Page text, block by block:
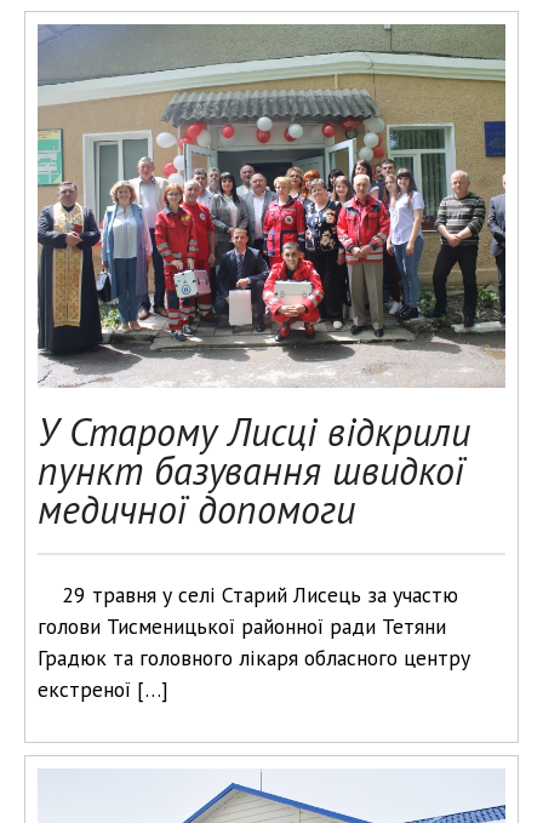
У Старому Лисці відкрили
пункт базування швидкої
медичної допомоги
29 травня у селі Старий Лисець за участю
голови Тисменицької районної ради Тетяни
Градюк та головного лікаря обласного центру
екстреної […]